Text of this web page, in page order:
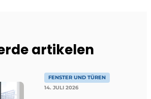
artikelen
FENSTER UND TÜREN
14. JULI 2026